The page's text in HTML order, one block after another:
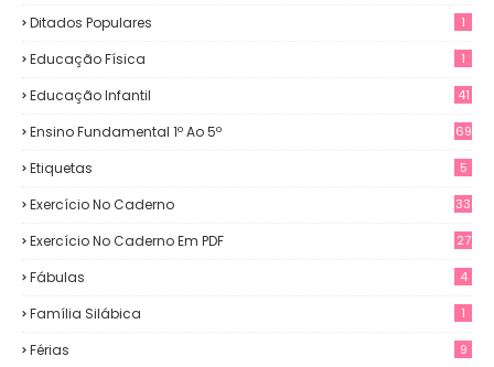
Ditados Populares 1
Educação Física 1
Educação Infantil 41
Ensino Fundamental 1º Ao 5º 69
Etiquetas 5
Exercício No Caderno 33
Exercício No Caderno Em PDF 27
Fábulas 4
Família Silábica 1
Férias 9